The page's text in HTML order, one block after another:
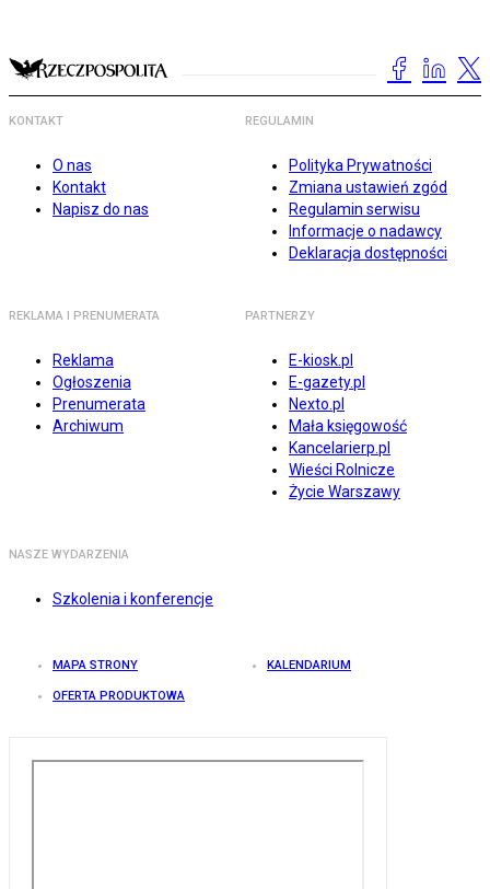
KONTAKT
O nas
Kontakt
Napisz do nas
REGULAMIN
Polityka Prywatności
Zmiana ustawień zgód
Regulamin serwisu
Informacje o nadawcy
Deklaracja dostępności
REKLAMA I PRENUMERATA
Reklama
Ogłoszenia
Prenumerata
Archiwum
PARTNERZY
E-kiosk.pl
E-gazety.pl
Nexto.pl
Mała księgowość
Kancelarierp.pl
Wieści Rolnicze
Życie Warszawy
NASZE WYDARZENIA
Szkolenia i konferencje
MAPA STRONY KALENDARIUM
OFERTA PRODUKTOWA